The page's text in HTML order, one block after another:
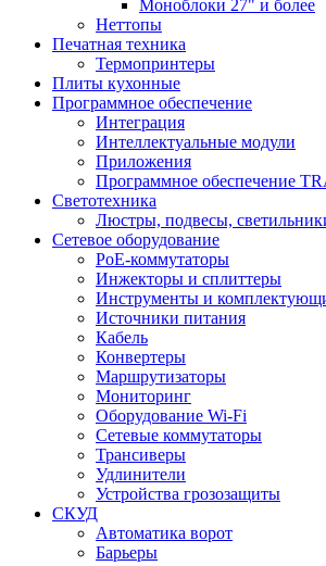
Моноблоки 27" и более
Неттопы
Печатная техника
Термопринтеры
Плиты кухонные
Программное обеспечение
Интеграция
Интеллектуальные модули
Приложения
Программное обеспечение
Светотехника
Люстры, подвесы,
Сетевое оборудование
PoE-коммутаторы
Инжекторы и сплиттеры
Инструменты и
Источники питания
Кабель
Конвертеры
Маршрутизаторы
Мониторинг
Оборудование Wi-Fi
Сетевые коммутаторы
Трансиверы
Удлинители
Устройства грозозащиты
СКУД
Автоматика ворот
Барьеры